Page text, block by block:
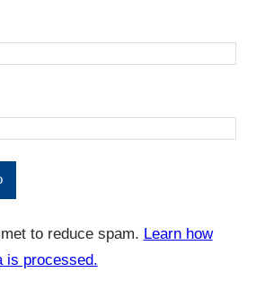
to reduce spam. Learn how
is processed.